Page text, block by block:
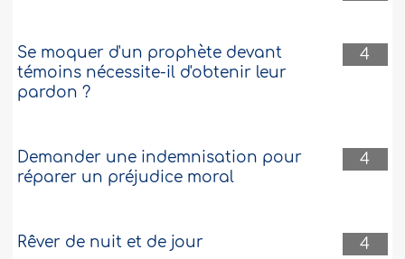
4
Se moquer d'un prophète devant
témoins nécessite-il d'obtenir leur
pardon ?
4
Demander une indemnisation pour
réparer un préjudice moral
4
Rêver de nuit et de jour